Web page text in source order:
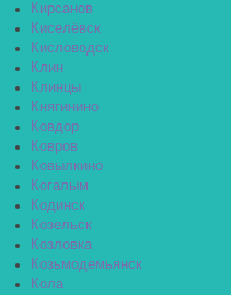
Кирсанов
Киселёвск
Кисловодск
Клин
Клинцы
Княгинино
Ковдор
Ковров
Ковылкино
Когалым
Кодинск
Козельск
Козловка
Козьмодемьянск
Кола